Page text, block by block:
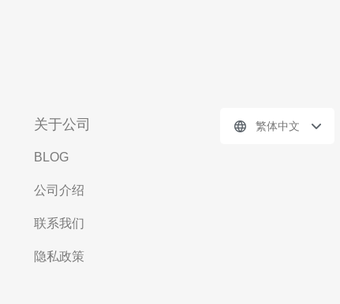
关于公司
BLOG
公司介绍
联系我们
隐私政策
繁体中文